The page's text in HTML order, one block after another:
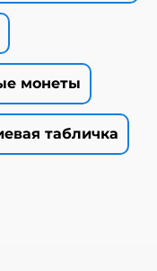
монеты
табличка